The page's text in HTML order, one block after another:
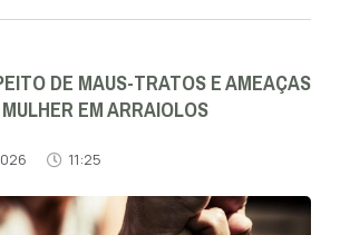
DE MAUS-TRATOS E AMEAÇAS
EM ARRAIOLOS
11:25